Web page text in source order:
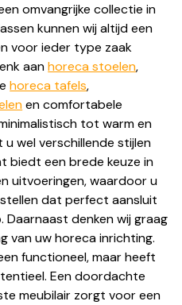
omvangrijke collectie in
kunnen wij altijd een
voor ieder type zaak
aan horeca stoelen,
horeca tafels,
en comfortabele
tot warm en
wel verschillende stijlen
biedt een brede keuze in
uitvoeringen, waardoor u
dat perfect aansluit
denken wij graag
van uw horeca inrichting.
functioneel, maar heeft
Een doordachte
meubilair zorgt voor een